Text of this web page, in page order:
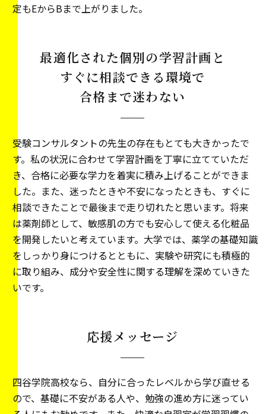
定もEからBまで上がりました。
最適化された個別の学習計画と
すぐに相談できる環境で
合格まで迷わない
受験コンサルタントの先生の存在もとても大きかったで
す。私の状況に合わせて学習計画を丁寧に立てていただ
き、合格に必要な学力を着実に積み上げることができま
した。また、迷ったときや不安になったときも、すぐに
相談できたことで最後まで走り切れたと思います。将来
は薬剤師として、敏感肌の方でも安心して使える化粧品
を開発したいと考えています。大学では、薬学の基礎知識
をしっかり身につけるとともに、実験や研究にも積極的
に取り組み、成分や安全性に関する理解を深めていきた
いです。
応援メッセージ
四谷学院高校なら、自分に合ったレベルから学び直せる
ので、基礎に不安がある人や、勉強の進め方に迷ってい